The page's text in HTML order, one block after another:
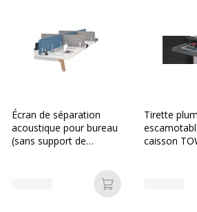
Écran de séparation
acoustique pour bureau
(sans support de
Ajouter au panier
Tirette
caisson